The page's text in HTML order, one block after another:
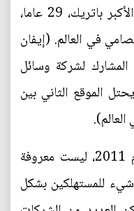
فرانسيسكو، ويديرها مع شقيقه الأكبر باتريك، 29 عاما،
في العالم. (إيفان
المشارك لشركة وسائل
الموقع الثاني بين
وشركة سترايب التي أسست عام 2011، ليست معروفة
للمستهلكين بشكل